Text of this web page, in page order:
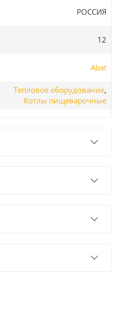
РОССИЯ
12
Abat
Тепловое оборудование,
Котлы пищеварочные